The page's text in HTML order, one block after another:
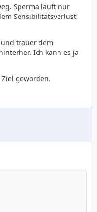
Sperma läuft nur
Sensibilitätsverlust
trauer dem
Ich kann es ja
geworden.